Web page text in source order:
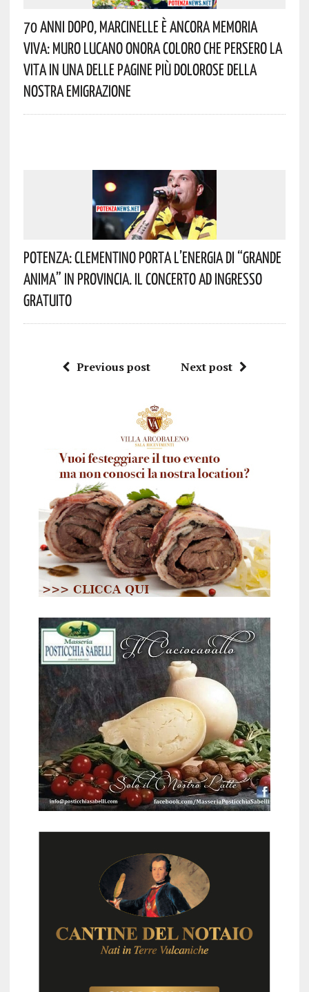
70 Anni Dopo, Marcinelle È Ancora Memoria
Viva: Muro Lucano Onora Coloro Che Persero La
Vita In Una Delle Pagine Più Dolorose Della
Nostra Emigrazione
Potenza: Clementino Porta L’energia Di “Grande
Anima” In Provincia. Il Concerto Ad Ingresso
Gratuito
Previous post Next post